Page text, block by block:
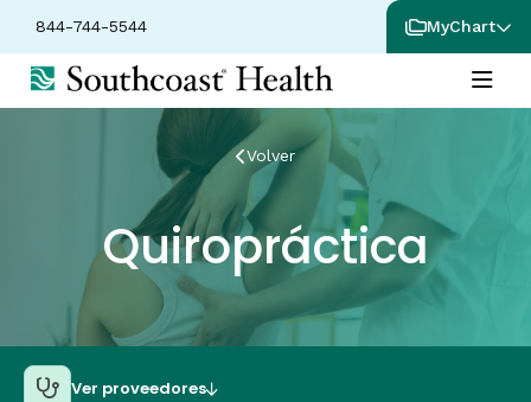
844-744-5544 MyChart
Volver
Quiropráctica
Ver proveedores